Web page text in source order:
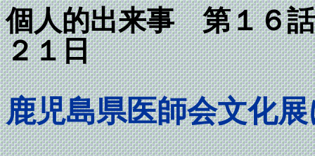
個人的出来事 第
２１日
鹿児島県医師会文化